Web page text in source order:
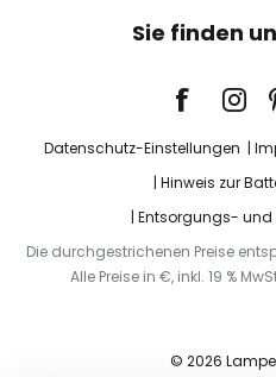
Sie finden
Datenschutz-Einstellungen
Hinweis zur
Entsorgungs- und
Die durchgestrichenen Preise
Alle Preise in €, inkl. 19 %
© 2026